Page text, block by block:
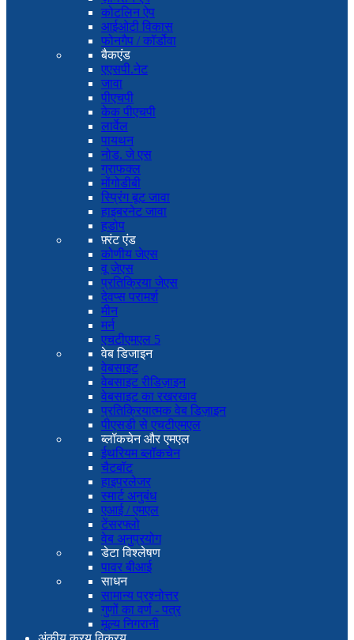
कोटलिन ऐप
आईओटी विकास
फोनगैप / कॉर्डोवा
बैकएंड
एएसपी.नेट
जावा
पीएचपी
केक पीएचपी
लार्वेल
पायथन
नोड. जे एस
ग्राफक्ल
मोंगोडीबी
स्प्रिंग बूट जावा
हाइबरनेट जावा
हडोप
फ़्रंट एंड
कोणीय जेएस
वू जेएस
प्रतिक्रिया जेएस
देवप्स परामर्श
मीन
मर्न
एचटीएमएल 5
वेब डिजाइन
वेबसाइट
वेबसाइट रीडिज़ाइन
वेबसाइट का रखरखाव
प्रतिक्रियात्मक वेब डिज़ाइन
पीएसडी से एचटीएमएल
ब्लॉकचेन और एमएल
ईथरियम ब्लॉकचेन
चैटबॉट
हाइपरलेजर
स्मार्ट अनुबंध
एआई / एमएल
टेंसरफ्लो
वेब अनुप्रयोग
डेटा विश्लेषण
पावर बीआई
साधन
सामान्य प्रश्नोत्तर
गुणों का वर्ण - पत्र
मूल्य निगरानी